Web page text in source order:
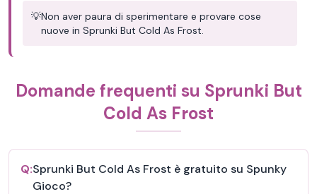
💡Non aver paura di sperimentare e provare cose
nuove in Sprunki But Cold As Frost.
Domande frequenti su Sprunki But
Cold As Frost
Q:Sprunki But Cold As Frost è gratuito su Spunky
Gioco?